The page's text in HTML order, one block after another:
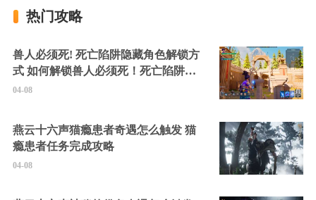
热门攻略
兽人必须死! 死亡陷阱隐藏角色解锁方
式 如何解锁兽人必须死！死亡陷阱中
的隐藏角色
04-08
燕云十六声猫瘾患者奇遇怎么触发 猫
瘾患者任务完成攻略
04-08